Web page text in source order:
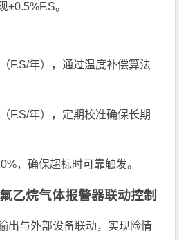
±0.5%F.S。
F.S/年），通过温度补偿算法
F.S/年），定期校准确保长期
，确保超标时可靠触发。
乙烷气体报警器联动控制
出与外部设备联动，实现险情